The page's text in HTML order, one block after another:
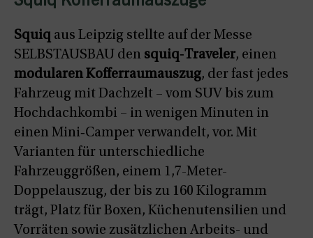
Squiq aus Leipzig stellte auf der Messe
SELBSTAUSBAU den squiq‑Traveler, einen
modularen Kofferraumauszug, der fast jedes
Fahrzeug mit Dachzelt – vom SUV bis zum
Hochdachkombi – in wenigen Minuten in
einen Mini‑Camper verwandelt, vor. Mit
Varianten für unterschiedliche
Fahrzeuggrößen, einem 1,7-Meter-
Doppelauszug, der bis zu 160 Kilogramm
trägt, Platz für Boxen, Küchenutensilien und
Vorräten sowie zusätzlichen Arbeits- und